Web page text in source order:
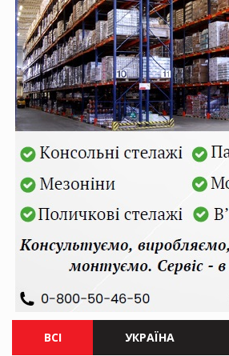
ВСІ УКРАЇНА